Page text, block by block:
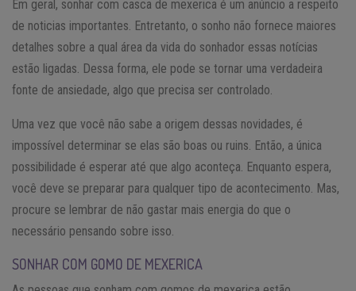
Em geral, sonhar com casca de mexerica é um anúncio a respeito
de noticias importantes. Entretanto, o sonho não fornece maiores
detalhes sobre a qual área da vida do sonhador essas notícias
estão ligadas. Dessa forma, ele pode se tornar uma verdadeira
fonte de ansiedade, algo que precisa ser controlado.
Uma vez que você não sabe a origem dessas novidades, é
impossível determinar se elas são boas ou ruins. Então, a única
possibilidade é esperar até que algo aconteça. Enquanto espera,
você deve se preparar para qualquer tipo de acontecimento. Mas,
procure se lembrar de não gastar mais energia do que o
necessário pensando sobre isso.
SONHAR COM GOMO DE MEXERICA